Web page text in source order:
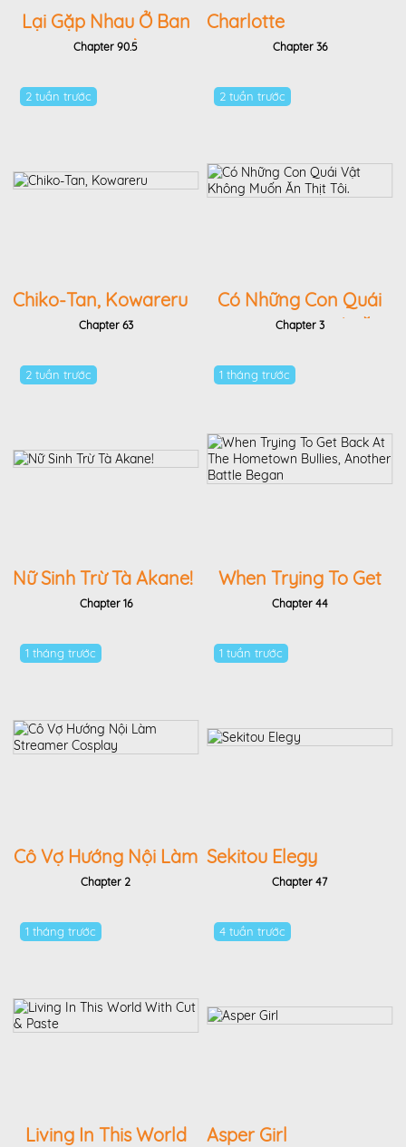
Lại Gặp Nhau Ở Ban
Công Rồi
Chapter 90.5
Charlotte
Chapter 36
2 tuần trước
Chiko-Tan, Kowareru
Chapter 63
2 tuần trước
Có Những Con Quái
Vật Không Muốn Ăn
Chapter 3
2 tuần trước
Nữ Sinh Trừ Tà Akane!
Chapter 16
1 tháng trước
When Trying To Get
Back At The
Another Battle Began
Chapter 44
1 tháng trước
Cô Vợ Hướng Nội Làm
Streamer Cosplay
Chapter 2
1 tuần trước
Sekitou Elegy
Chapter 47
1 tháng trước
Living In This World
4 tuần trước
Asper Girl